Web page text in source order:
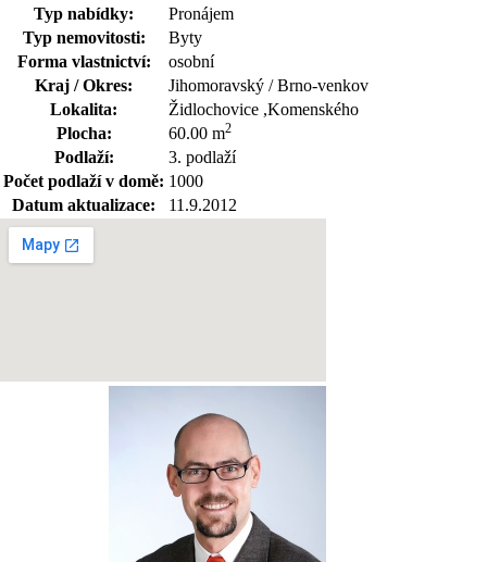
Typ nabídky:
Pronájem
Typ nemovitosti:
Byty
Forma vlastnictví:
osobní
Kraj / Okres:
Jihomoravský / Brno-venkov
Lokalita:
Židlochovice ,Komenského
Plocha:
60.00 m2
Podlaží:
3. podlaží
Počet podlaží v domě: 1000
Datum aktualizace:
11.9.2012